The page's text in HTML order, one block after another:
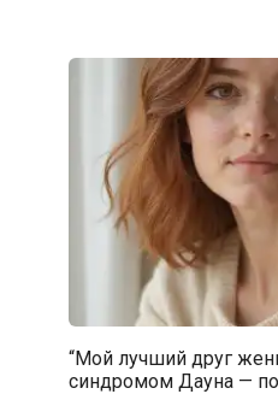
“Мой лучший друг
синдромом Дауна —